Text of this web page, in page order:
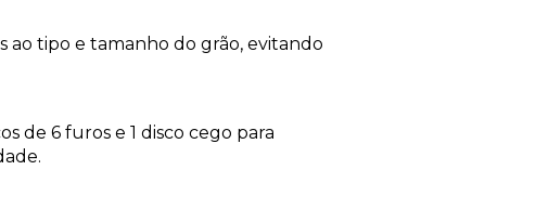
tipo e tamanho do grão, evitando
de 6 furos e 1 disco cego para